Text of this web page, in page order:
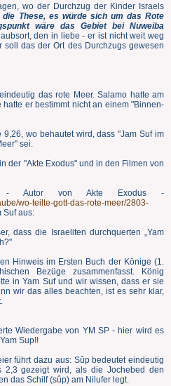
wo der Durchzug der Kinder Israels
These, es würde sich um das Rote
wäre das Gebiet bei Nuweiba
den in liebe - er ist nicht weit weg
soll das der Ort des Durchzugs gewesen
das rote Meer. Salamo hatte am
er bestimmt nicht an einem "Binnen-
wo behautet wird, dass "Jam Suf im
sei.
der "Akte Exodus" und in den Filmen von
Autor von Akte Exodus -
wo-teilte-gott-das-rote-meer/2803-
Suf aus:
dass die Israeliten durchquerten „Yam
Hinweis im Ersten Buch der Könige (1.
Bezüge zusammenfasst. König
in Yam Suf und wir wissen, dass er sie
wir das alles beachten, ist es sehr klar,
Wiedergabe von YM SP - hier wird es
Sup!!
führt dazu aus: Sûp bedeutet eindeutig
gezeigt wird, als die Jochebed den
das Schilf (sûp) am Nilufer legt.